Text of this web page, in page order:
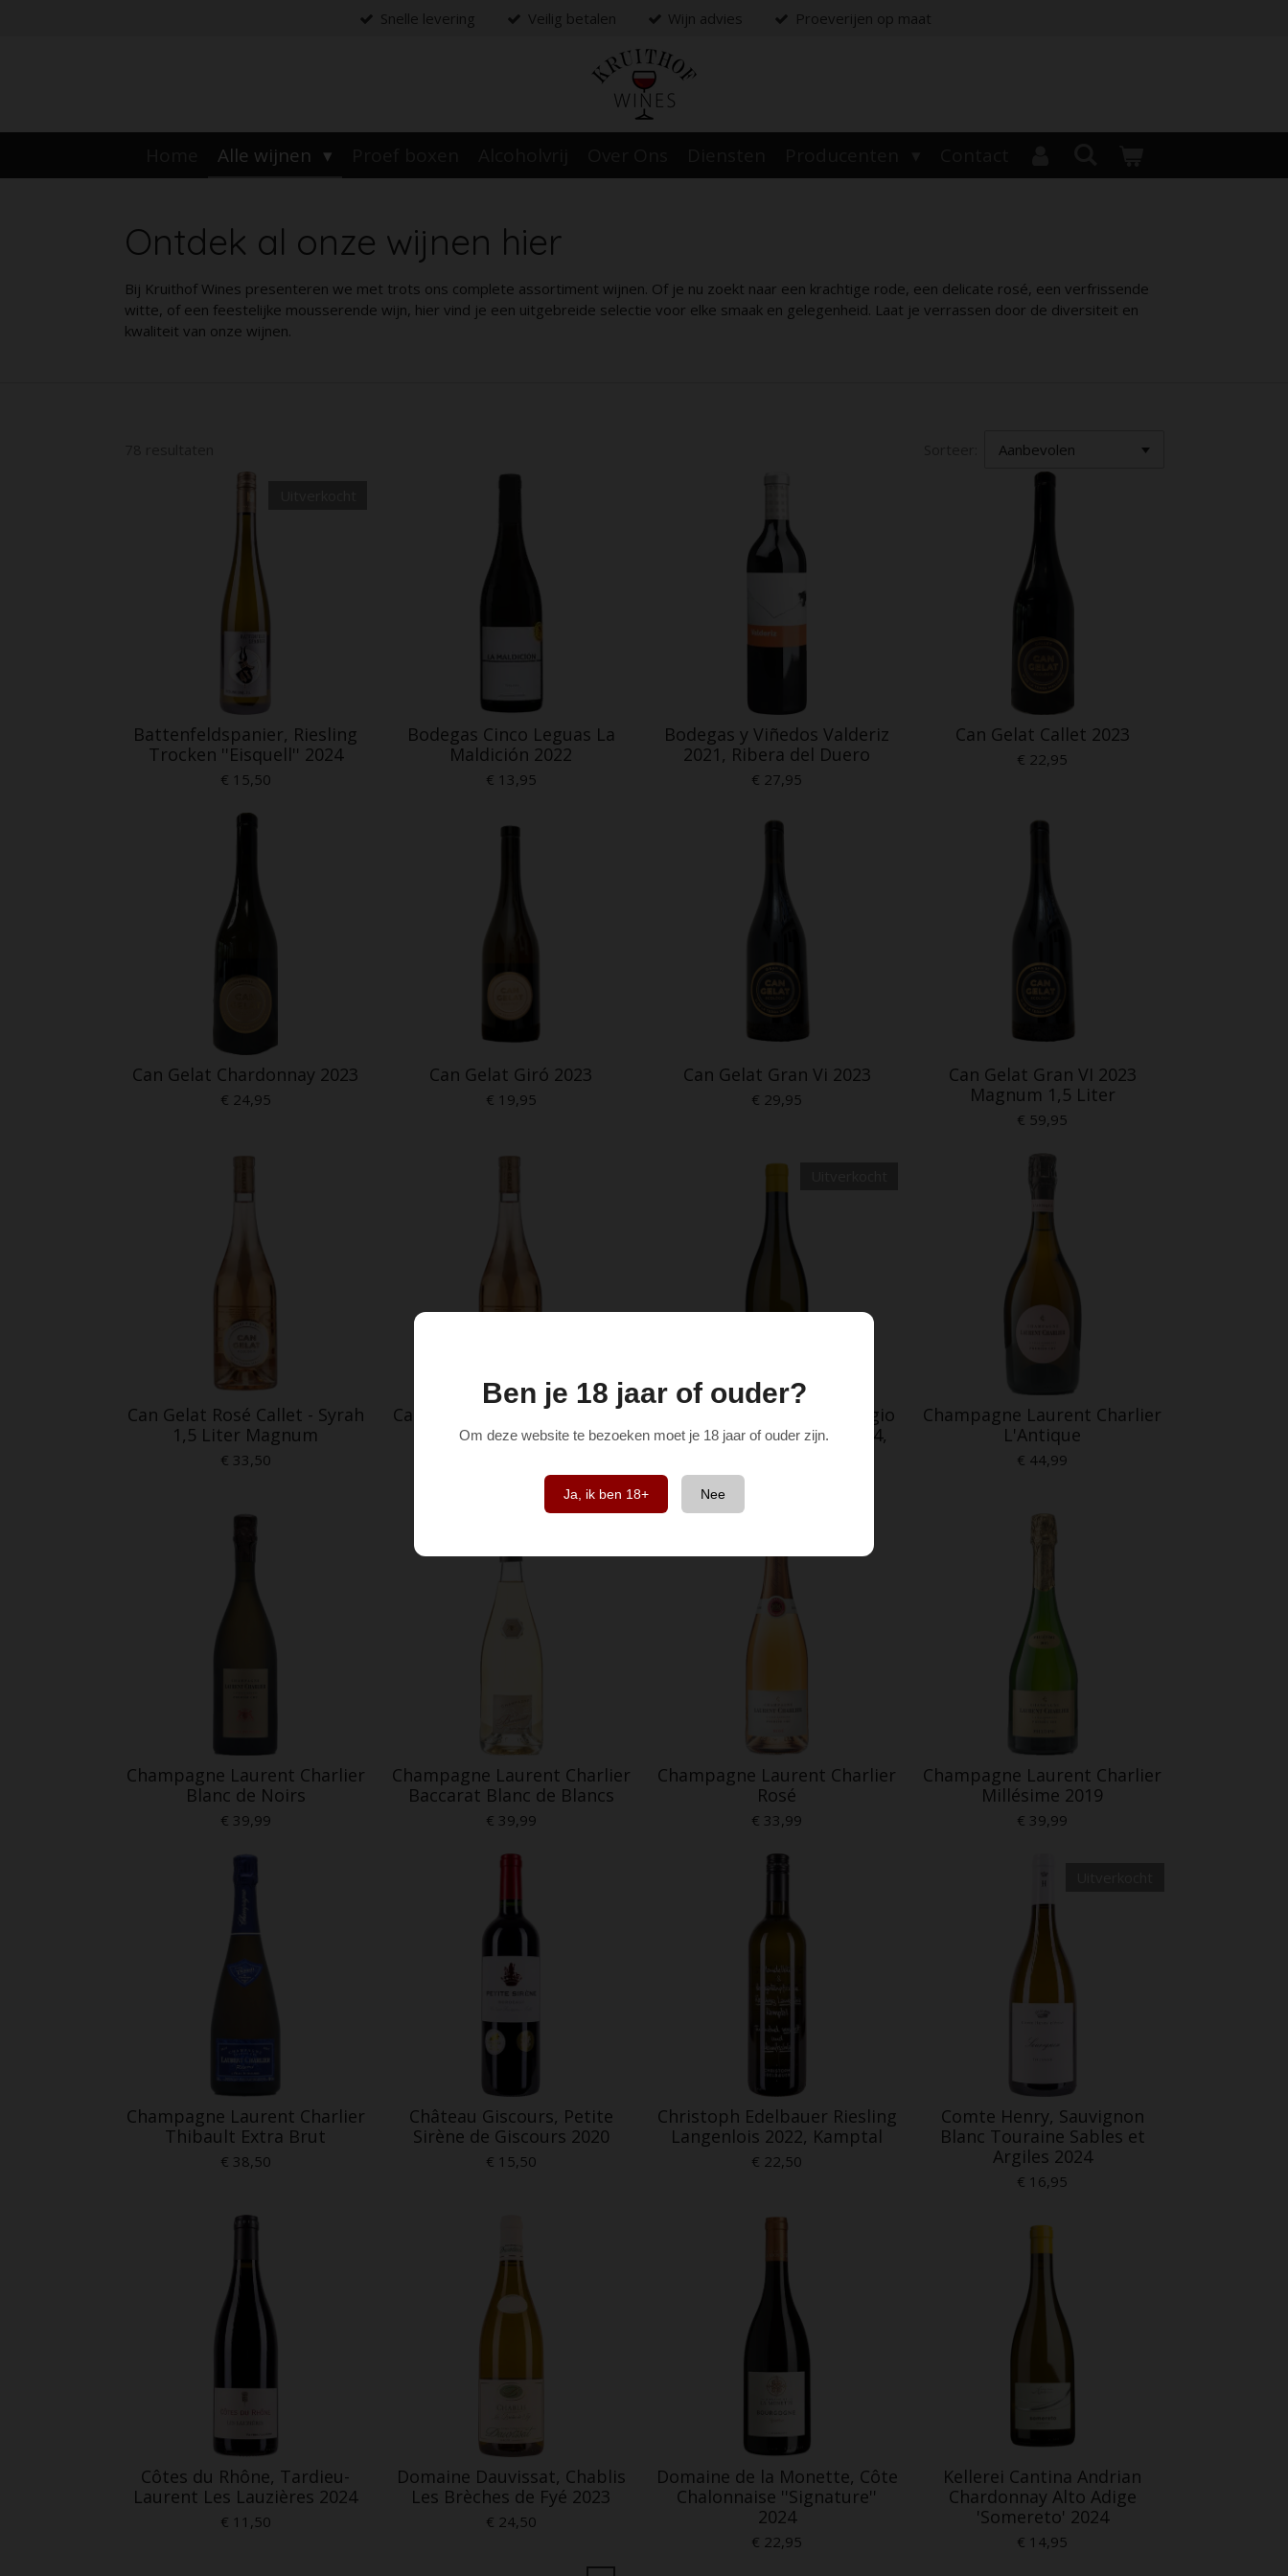
Ben je 18 jaar of ouder?
Om deze website te bezoeken moet je 18 jaar of ouder zijn.
Ja, ik ben 18+ Nee
Snelle levering Veilig betalen Wijn advies Proeverijen op maat
Alle wijnen
Ontdek al onze wijnen hier
Bij Kruithof Wines presenteren we met trots ons complete assortiment wijnen. Of je nu zoekt naar een krachtige rode, een delicate rosé, een verfrissende
witte, of een feestelijke mousserende wijn, hier vind je een uitgebreide selectie voor elke smaak en gelegenheid. Laat je verrassen door de diversiteit en
kwaliteit van onze wijnen.
Battenfeldspanier, Riesling
Trocken ''Eisquell'' 2024
€ 15,50
Bodegas Cinco Leguas La
Maldición 2022
€ 13,95
Bodegas y Viñedos Valderiz
2021, Ribera del Duero
€ 27,95
Can Gelat Callet 2023
€ 22,95
Can Gelat Chardonnay 2023
€ 24,95
Can Gelat Giró 2023
€ 19,95
Can Gelat Gran Vi 2023
€ 29,95
Can Gelat Gran VI 2023
Magnum 1,5 Liter
€ 59,95
Can Gelat Rosé Callet - Syrah
1,5 Liter Magnum
€ 33,50
Can Gelat Rosé Callet - Syrah
2025
Cantina Andrian Pinot Grigio
Weinberg Dolomiten 2024,
Champagne Laurent Charlier
L'Antique
€ 44,99
Champagne Laurent Charlier
Blanc de Noirs
€ 39,99
Champagne Laurent Charlier
Baccarat Blanc de Blancs
€ 39,99
Champagne Laurent Charlier
Rosé
€ 33,99
Champagne Laurent Charlier
Millésime 2019
€ 39,99
Champagne Laurent Charlier
Thibault Extra Brut
€ 38,50
Château Giscours, Petite
Sirène de Giscours 2020
€ 15,50
Christoph Edelbauer Riesling
Langenlois 2022, Kamptal
€ 22,50
Comte Henry, Sauvignon
Blanc Touraine Sables et
Argiles 2024
€ 16,95
Côtes du Rhône, Tardieu-
Laurent Les Lauzières 2024
€ 11,50
Domaine Dauvissat, Chablis
Les Brèches de Fyé 2023
€ 24,50
Domaine de la Monette, Côte
Chalonnaise ''Signature''
2024
€ 22,95
Kellerei Cantina Andrian
Chardonnay Alto Adige
'Somereto' 2024
€ 14,95